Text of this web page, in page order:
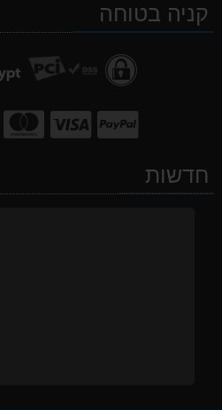
Waze
facebookקניה בטוחה
חדשות